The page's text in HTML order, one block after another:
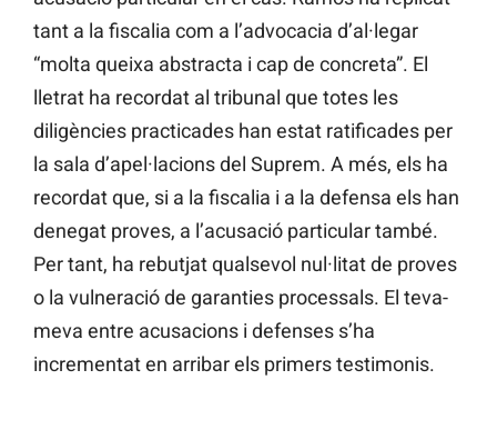
tant a la fiscalia com a l’advocacia d’al·legar
“molta queixa abstracta i cap de concreta”. El
lletrat ha recordat al tribunal que totes les
diligències practicades han estat ratificades per
la sala d’apel·lacions del Suprem. A més, els ha
recordat que, si a la fiscalia i a la defensa els han
denegat proves, a l’acusació particular també.
Per tant, ha rebutjat qualsevol nul·litat de proves
o la vulneració de garanties processals. El teva-
meva entre acusacions i defenses s’ha
incrementat en arribar els primers testimonis.